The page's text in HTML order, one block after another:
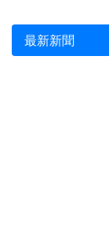
最新新聞